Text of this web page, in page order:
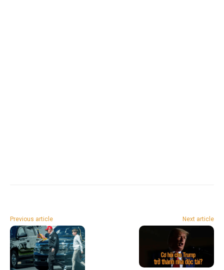
Previous article Next article